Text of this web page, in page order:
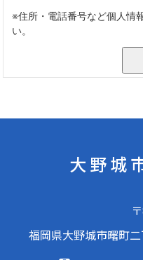
大野城
福岡県大野城市曙町